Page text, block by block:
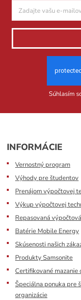
Súhlasím
INFORMÁCIE
Vernostný program
Výhody pre študentov
Prenájom výpočtovej
Výkup výpočtovej
Repasovaná
Batérie Mobile Energy
Skúsenosti našich
Produkty Samsonite
Certifikované mazanie
Špeciálna ponuka pre
organizácie